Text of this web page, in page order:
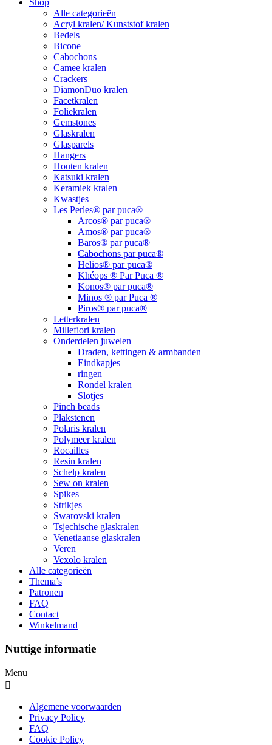
Shop
Alle categorieën
Acryl kralen/ Kunststof kralen
Bedels
Bicone
Cabochons
Camee kralen
Crackers
DiamonDuo kralen
Facetkralen
Foliekralen
Gemstones
Glaskralen
Glasparels
Hangers
Houten kralen
Katsuki kralen
Keramiek kralen
Kwastjes
Les Perles® par puca®
Arcos® par puca®
Amos® par puca®
Baros® par puca®
Cabochons par puca®
Helios® par puca®
Khéops ® Par Puca ®
Konos® par puca®
Minos ® par Puca ®
Piros® par puca®
Letterkralen
Millefiori kralen
Onderdelen juwelen
Draden, kettingen & armbanden
Eindkapjes
ringen
Rondel kralen
Slotjes
Pinch beads
Plakstenen
Polaris kralen
Polymeer kralen
Rocailles
Resin kralen
Schelp kralen
Sew on kralen
Spikes
Strikjes
Swarovski kralen
Tsjechische glaskralen
Venetiaanse glaskralen
Veren
Vexolo kralen
Alle categorieën
Thema’s
Patronen
FAQ
Contact
Winkelmand
Nuttige informatie
Menu
Algemene voorwaarden
Privacy Policy
FAQ
Cookie Policy